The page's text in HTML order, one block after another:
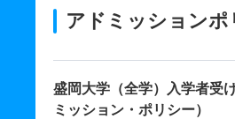
アドミッションポ
盛岡大学（全学）入学者受
ミッション・ポリシー）